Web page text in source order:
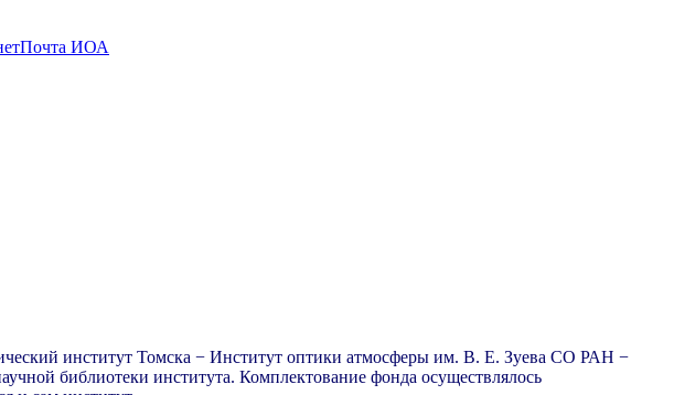
Почта ИОА
институт Томска − Институт оптики атмосферы им. В. Е. Зуева СО РАН −
библиотеки института. Комплектование фонда осуществлялось